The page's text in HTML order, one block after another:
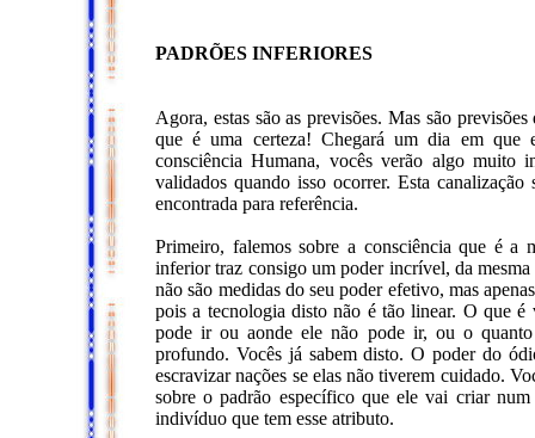
PADRÕES INFERIORES
Agora, estas são as previsões. Mas são
que é uma certeza! Chegará um dia em que
consciência Humana, vocês verão algo muito
validados quando isso ocorrer. Esta
encontrada para referência.
Primeiro, falemos sobre a consciência que é a
inferior traz consigo um poder incrível, da
não são medidas do seu poder efetivo, mas
pois a tecnologia disto não é tão linear. O que é
pode ir ou aonde ele não pode ir, ou o
profundo. Vocês já sabem disto. O poder do
escravizar nações se elas não tiverem cuidado.
sobre o padrão específico que ele vai criar
indivíduo que tem esse atributo.